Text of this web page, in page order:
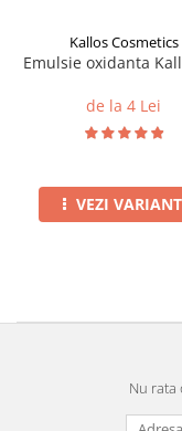
Kallos Cosmetics
Emulsie oxidanta
de la 4 Lei
VEZI
Nu